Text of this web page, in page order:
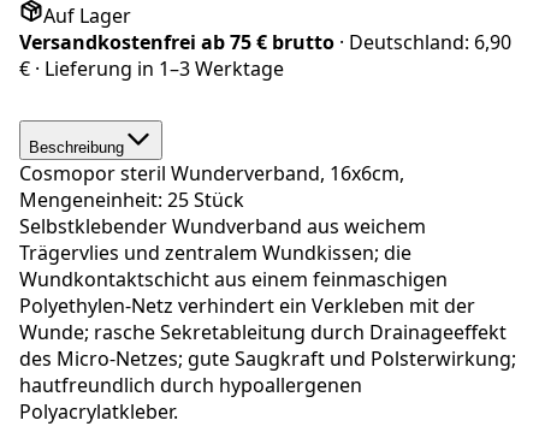
Auf Lager
Versandkostenfrei ab75 € brutto · Deutschland: 6,90
€ · Lieferung in 1–3 Werktage
Beschreibung
Cosmopor steril Wunderverband, 16x6cm,
Mengeneinheit: 25 Stück
Selbstklebender Wundverband aus weichem
Trägervlies und zentralem Wundkissen; die
Wundkontaktschicht aus einem feinmaschigen
Polyethylen-Netz verhindert ein Verkleben mit der
Wunde; rasche Sekretableitung durch Drainageeffekt
des Micro-Netzes; gute Saugkraft und Polsterwirkung;
hautfreundlich durch hypoallergenen
Polyacrylatkleber.